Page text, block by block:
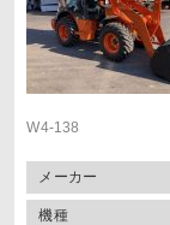
W4-138
メーカー
機種